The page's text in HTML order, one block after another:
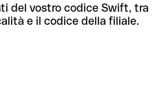
del vostro codice Swift, tra
e il codice della filiale.